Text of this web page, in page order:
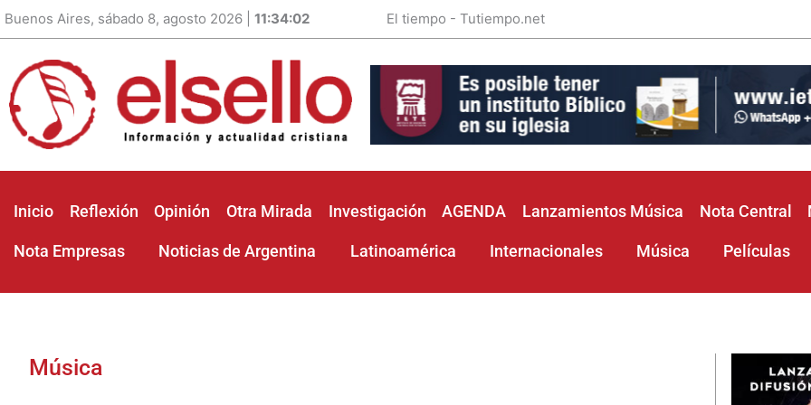
Buenos Aires, sábado 8, agosto 2026 | 11:34:03 El tiempo - Tutiempo.net
Inicio Reflexión Opinión Otra Mirada Investigación AGENDA Lanzamientos Música Nota Central
Nota Empresas Noticias de Argentina Latinoamérica Internacionales Música Películas
Música